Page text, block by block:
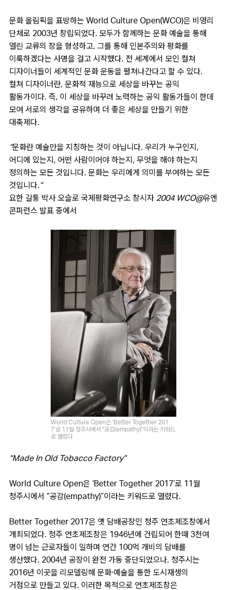
문화 올림픽을 표방하는 World Culture Open(WCO)은 비영리
단체로 2003년 창립되었다. 모두가 함께하는 문화 예술을 통해
열린 교류의 장을 형성하고, 그를 통해 인본주의와 평화를
이룩하겠다는 사명을 걸고 시작했다. 전 세계에서 모인 컬쳐
디자이너들이 세계적인 문화 운동을 펼쳐나간다고 할 수 있다.
컬쳐 디자이너란, 문화적 재능으로 세상을 바꾸는 공익
활동가이다. 즉, 이 세상을 바꾸려 노력하는 공익 활동가들이 한데
모여 서로의 생각을 공유하며 더 좋은 세상을 만들기 위한
대축제다.
“문화란 예술만을 지칭하는 것이 아닙니다. 우리가 누구인지,
어디에 있는지, 어떤 사람이어야 하는지, 무엇을 해야 하는지
정의하는 모든 것입니다. 문화는 우리에게 의미를 부여하는 모든
것입니다.”
요한 갈퉁 박사 오슬로 국제평화연구소 창시자 2004 WCO@유엔
콘퍼런스 발표 중에서
World Culture Open은 'Better Together 201
7'로 11월 청주시에서 "공감(empathy)"이라는 키워드
로 열렸다
“Made In Old Tobacco Factory”
World Culture Open은 ‘Better Together 2017’로 11월
청주시에서 “공감(empathy)”이라는 키워드로 열렸다.
Better Together 2017은 옛 담배공장인 청주 연초제조창에서
개최되었다. 청주 연초제조창은 1946년에 건립되어 한때 3천여
명이 넘는 근로자들이 일하며 연간 100억 개비의 담배를
생산했다. 2004년 공장이 완전 가동 중단되었으나, 청주시는
2016년 이곳을 리모델링해 문화·예술을 통한 도시재생의
거점으로 만들고 있다. 이러한 목적으로 연초제조창은